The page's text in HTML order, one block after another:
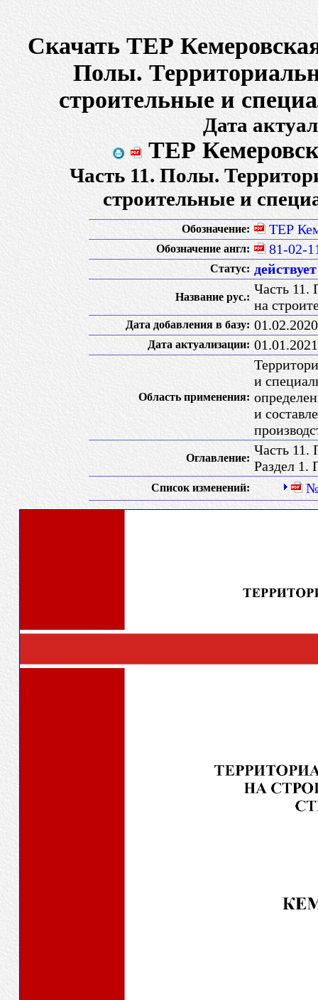
Скачать ТЕР
Полы.
строительные и
Дата
ТЕР
Часть 11. Полы.
строительные и
Обозначение: ТЕР
Обозначение англ: 81-02-
Статус: действует
Название рус.:
Часть 11.
на
Дата добавления в базу: 01.02.2020
Дата актуализации: 01.01.2021
Область применения:
и
и
Оглавление:
Часть 11.
Раздел 1.
Список изменений: